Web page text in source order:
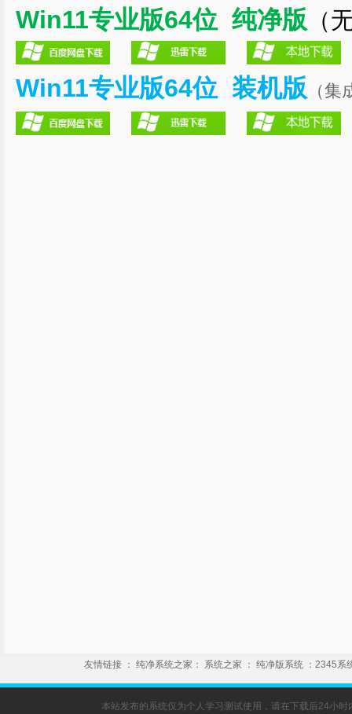
Win11专业版64位 纯净版 （
Win11专业版64位 装机版 （
友情链接 ： 纯净系统之家 ： 系统之家 ： 纯净版系统 ： 2345系
本站发布的系统仅为个人学习测试使用，请在下载后24小